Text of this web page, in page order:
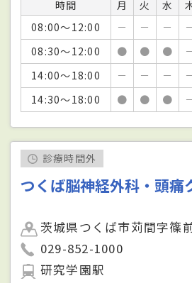
時間 月 火 水
08:00～12:00
－ － －
08:30～12:00
● ● ●
14:00～18:00
－ － －
14:30～18:00
● ● ●
診療時間外
つくば脳神経外科・頭痛
茨城県つくば市苅間字篠
029-852-1000
研究学園駅